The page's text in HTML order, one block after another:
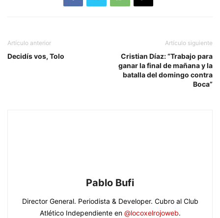
Artículo anterior
Decidís vos, Tolo
Artículo siguiente
Cristian Díaz: “Trabajo para
ganar la final de mañana y la
batalla del domingo contra
Boca”
Pablo Bufi
Director General. Periodista & Developer. Cubro al Club
Atlético Independiente en @locoxelrojoweb.